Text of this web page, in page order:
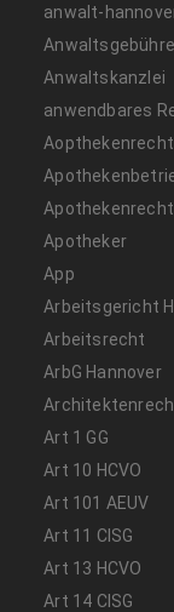
anwalt-
Anwaltskanzlei
anwendbares
Aopthekenrecht
Apothekenrecht
Apotheker
App
Arbeitsgericht
Arbeitsrecht
ArbG Hannover
Art 1 GG
Art 10 HCVO
Art 101 AEUV
Art 11 CISG
Art 13 HCVO
Art 14 CISG